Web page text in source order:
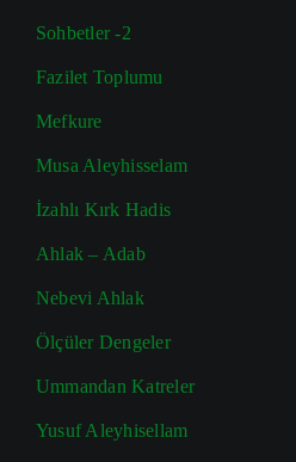
Sohbetler -2
Fazilet Toplumu
Mefkure
Musa Aleyhisselam
İzahlı Kırk Hadis
Ahlak – Adab
Nebevi Ahlak
Ölçüler Dengeler
Ummandan Katreler
Yusuf Aleyhisellam